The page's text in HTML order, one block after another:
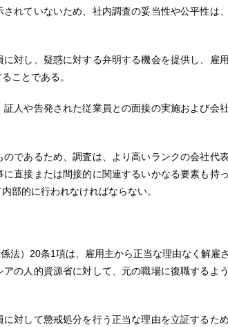
れていないため、社内調査の妥当性や公平性は
対し、疑惑に対する弁明する機会を提供し、雇
ことである。
人や告発された従業員との面接の実施および会
であるため、調査は、より高いランクの会社代
直接または間接的に関連するいかなる要素も持
部的に行われなければならない。
法）20条1項は、雇用主から正当な理由なく解雇
の人的資源省に対して、元の職場に復職するよ
対して懲戒処分を行う正当な理由を立証するた